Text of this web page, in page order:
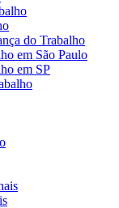
do Trabalho
em São Paulo
em SP